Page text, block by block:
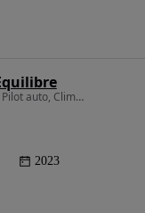
1332 cm3 • 140 CP • GARANTIE 2 ANI, LED, Pilot auto, Clima, Senzori parcare
2023